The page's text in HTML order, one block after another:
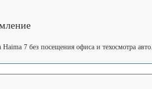
7 без посещения офиса и техосмотра